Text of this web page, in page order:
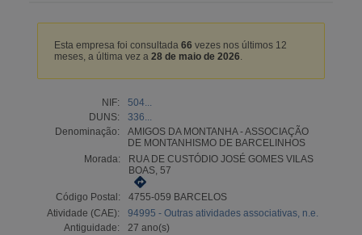
Esta empresa foi consultada 66 vezes nos últimos 12
meses, a última vez a 28 de maio de 2026.
NIF:
504...
DUNS:
336...
Denominação:
AMIGOS DA MONTANHA - ASSOCIAÇÃO
DE MONTANHISMO DE BARCELINHOS
Morada:
RUA DE CUSTÓDIO JOSÉ GOMES VILAS
BOAS, 57
Código Postal:
4755-059 BARCELOS
Atividade (CAE):
94995 - Outras atividades associativas, n.e.
Antiguidade:
27 ano(s)